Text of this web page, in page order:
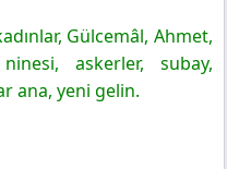
Gülcemâl, Ahmet,
askerler, subay,
ana, yeni gelin.